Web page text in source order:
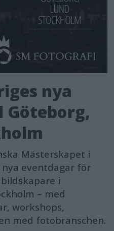
nya
Mästerskapet i
eventdagar för
i
– med
workshops,
med fotobranschen.